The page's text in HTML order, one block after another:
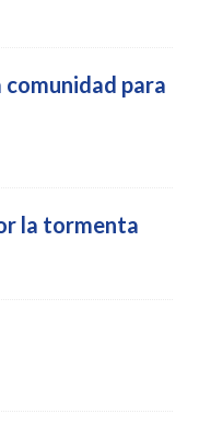
para
la tormenta